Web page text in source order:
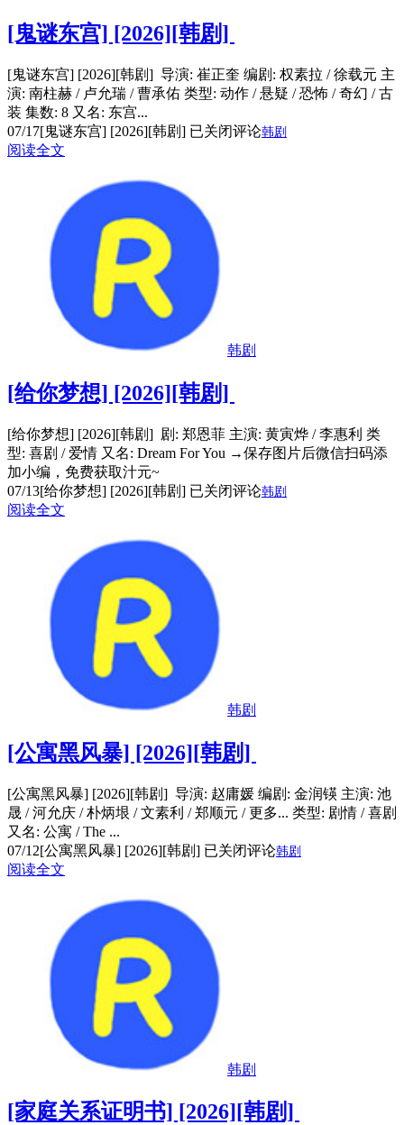
[鬼谜东宫] [2026][韩剧]
[鬼谜东宫] [2026][韩剧] 导演: 崔正奎 编剧: 权素拉 / 徐载元 主
演: 南柱赫 / 卢允瑞 / 曹承佑 类型: 动作 / 悬疑 / 恐怖 / 奇幻 / 古
装 集数: 8 又名: 东宫...
07/17[鬼谜东宫] [2026][韩剧] 已关闭评论韩剧
阅读全文
韩剧
[给你梦想] [2026][韩剧]
[给你梦想] [2026][韩剧] 剧: 郑恩菲 主演: 黄寅烨 / 李惠利 类
型: 喜剧 / 爱情 又名: Dream For You →保存图片后微信扫码添
加小编，免费获取汁元~
07/13[给你梦想] [2026][韩剧] 已关闭评论韩剧
阅读全文
韩剧
[公寓黑风暴] [2026][韩剧]
[公寓黑风暴] [2026][韩剧] 导演: 赵庸媛 编剧: 金润锳 主演: 池
晟 / 河允庆 / 朴炳垠 / 文素利 / 郑顺元 / 更多... 类型: 剧情 / 喜剧
又名: 公寓 / The ...
07/12[公寓黑风暴] [2026][韩剧] 已关闭评论韩剧
阅读全文
韩剧
[家庭关系证明书] [2026][韩剧]